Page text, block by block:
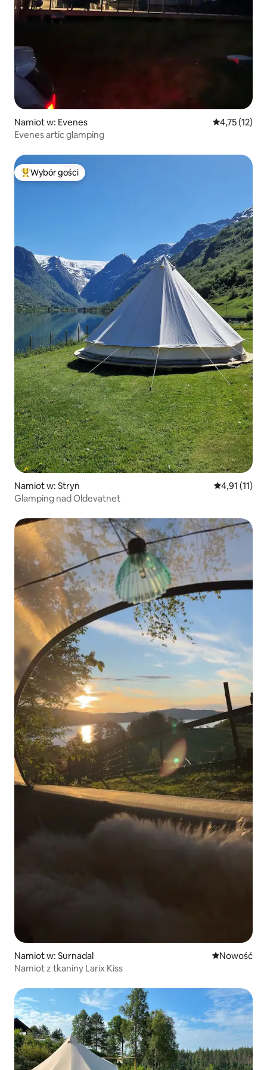
Namiot w: Evenes Średnia
4,75 (12)
Evenes artic glamping
Najpopularniejsze z kategorii Wybór gości
Wybór gości
Namiot w: Stryn Średnia
4,91 (11)
Glamping nad Oldevatnet
Namiot w: Surnadal Nowe
Nowość
Namiot z tkaniny Larix Kiss